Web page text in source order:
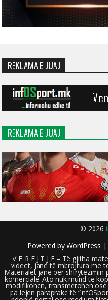
REKLAMA E JUAJ
REKLAMA E JUAJ
© 2026
Powered by WordPress |
V Ë R E J T J E – Të gjitha
videot, janë të mbrojtura me
Materialet janë për shfrytëzimin
komerciale. Ato nuk mund të
modifikohen, transmetohen
pa lejen paraprake të